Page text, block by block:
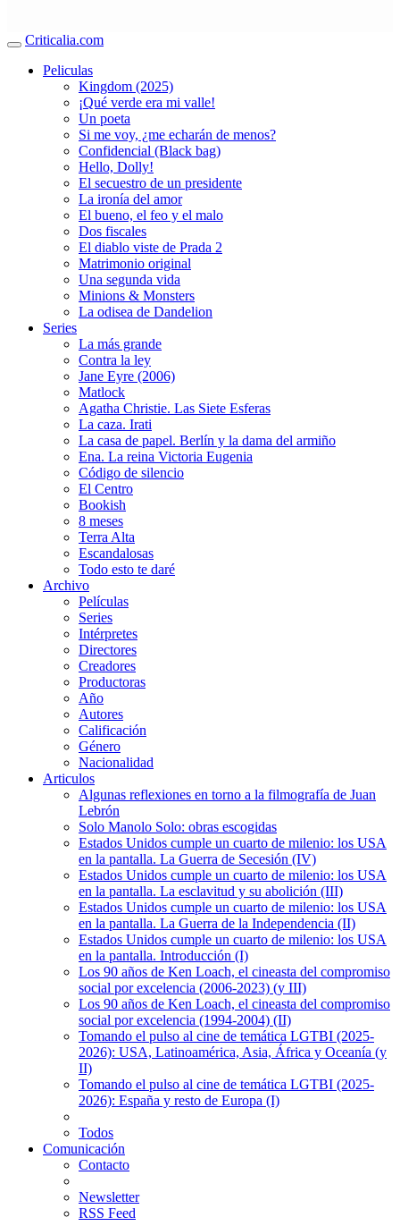
Criticalia.com
Peliculas
Kingdom (2025)
¡Qué verde era mi valle!
Un poeta
Si me voy, ¿me echarán de menos?
Confidencial (Black bag)
Hello, Dolly!
El secuestro de un presidente
La ironía del amor
El bueno, el feo y el malo
Dos fiscales
El diablo viste de Prada 2
Matrimonio original
Una segunda vida
Minions & Monsters
La odisea de Dandelion
Series
La más grande
Contra la ley
Jane Eyre (2006)
Matlock
Agatha Christie. Las Siete Esferas
La caza. Irati
La casa de papel. Berlín y la dama del armiño
Ena. La reina Victoria Eugenia
Código de silencio
El Centro
Bookish
8 meses
Terra Alta
Escandalosas
Todo esto te daré
Archivo
Películas
Series
Intérpretes
Directores
Creadores
Productoras
Año
Autores
Calificación
Género
Nacionalidad
Articulos
Algunas reflexiones en torno a la filmografía de Juan
Lebrón
Solo Manolo Solo: obras escogidas
Estados Unidos cumple un cuarto de milenio: los USA
en la pantalla. La Guerra de Secesión (IV)
Estados Unidos cumple un cuarto de milenio: los USA
en la pantalla. La esclavitud y su abolición (III)
Estados Unidos cumple un cuarto de milenio: los USA
en la pantalla. La Guerra de la Independencia (II)
Estados Unidos cumple un cuarto de milenio: los USA
en la pantalla. Introducción (I)
Los 90 años de Ken Loach, el cineasta del compromiso
social por excelencia (2006-2023) (y III)
Los 90 años de Ken Loach, el cineasta del compromiso
social por excelencia (1994-2004) (II)
Tomando el pulso al cine de temática LGTBI (2025-
2026): USA, Latinoamérica, Asia, África y Oceanía (y
II)
Tomando el pulso al cine de temática LGTBI (2025-
2026): España y resto de Europa (I)
Todos
Comunicación
Contacto
Newsletter
RSS Feed